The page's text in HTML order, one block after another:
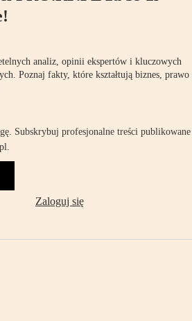
analiz, opinii ekspertów i kluczowych
Poznaj fakty, które kształtują biznes, prawo
Subskrybuj profesjonalne treści publikowane
Zaloguj się